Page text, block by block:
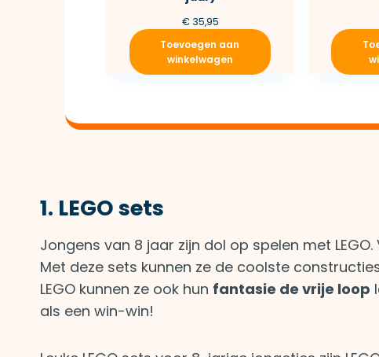
€35,95
Toevoegen aan
winkelwagen
1. LEGO sets
Jongens van 8 jaar zijn dol op spelen met
Met deze sets kunnen ze de coolste
LEGO kunnen ze ook hun fantasie de vrije loop
als een win-win!